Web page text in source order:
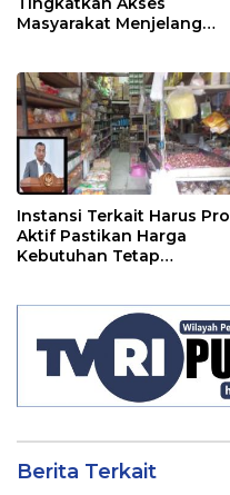
Masyarakat Menjelang
Instansi Terkait Harus Pro
Aktif Pastikan Harga
Kebutuhan Tetap
Berita Terkait